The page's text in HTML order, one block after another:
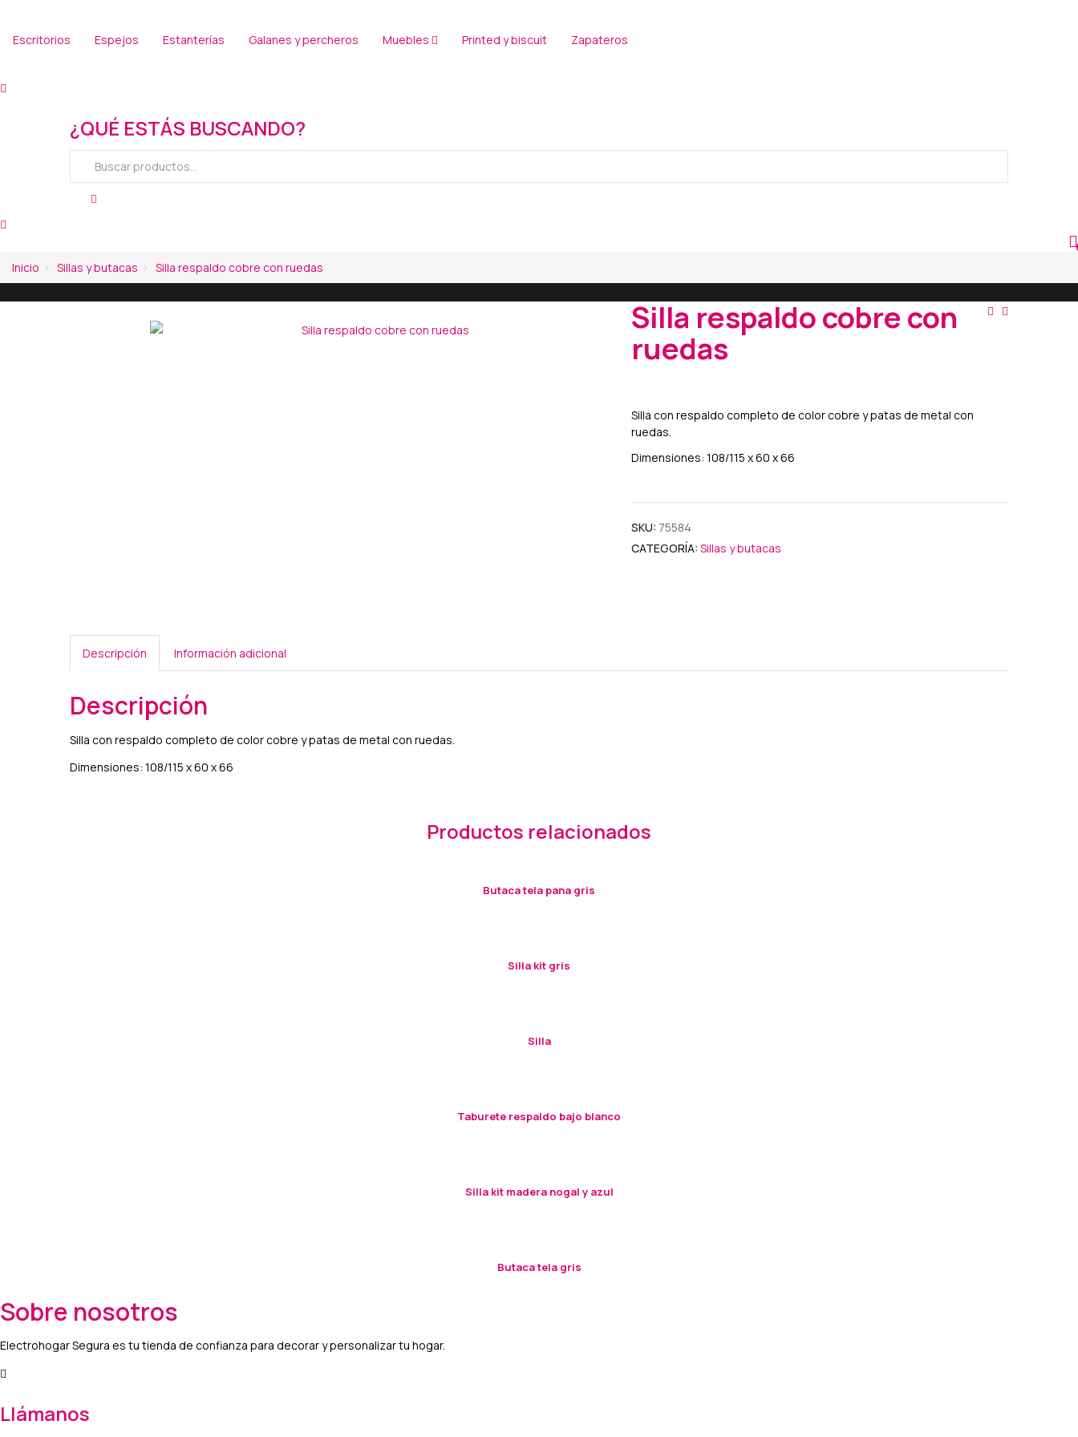
Escritorios Espejos Estanterías Galanes y percheros Muebles Printed y biscuit Zapateros
¿QUÉ ESTÁS BUSCANDO?
Inicio Sillas y butacas Silla respaldo cobre con ruedas
Silla respaldo cobre con
ruedas
Silla con respaldo completo de color cobre y patas de metal con
ruedas.
Dimensiones: 108/115 x 60 x 66
SKU: 75584
CATEGORÍA: Sillas y butacas
Descripción Información adicional
Descripción
Silla con respaldo completo de color cobre y patas de metal con ruedas.
Dimensiones: 108/115 x 60 x 66
Productos relacionados
Butaca tela pana gris
Silla kit gris
Silla
Taburete respaldo bajo blanco
Silla kit madera nogal y azul
Butaca tela gris
Sobre nosotros
Electrohogar Segura es tu tienda de confianza para decorar y personalizar tu hogar.
Llámanos